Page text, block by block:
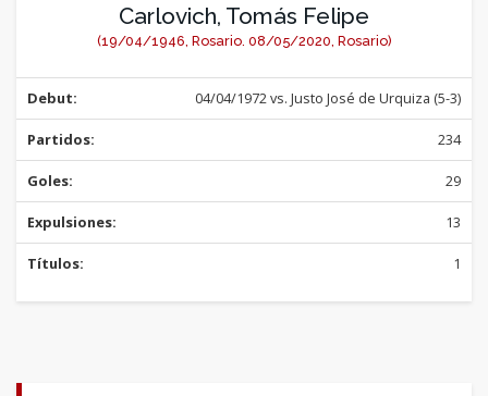
Carlovich, Tomás Felipe
(19/04/1946, Rosario. 08/05/2020, Rosario)
Debut: 04/04/1972 vs. Justo José de Urquiza (5-3)
Partidos: 234
Goles: 29
Expulsiones: 13
Títulos: 1